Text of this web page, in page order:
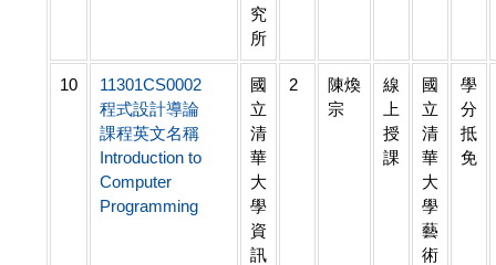
究
所
10
11301CS0002
程式設計導論
課程英文名稱
Introduction to
Computer
Programming
國
立
清
華
大
學
資
訊
2
陳煥
宗
線
上
授
課
國
立
清
華
大
學
藝
術
學
分
抵
免